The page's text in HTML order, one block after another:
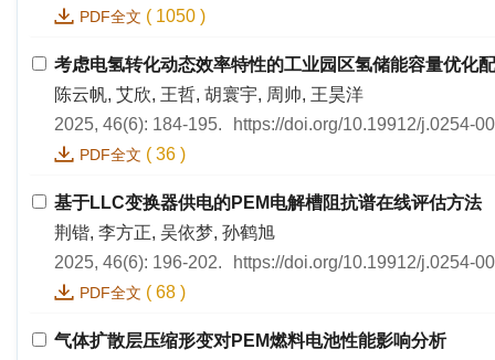
PDF全文 ( 1050 )
考虑电氢转化动态效率特性的工业园区氢储能容量优化
陈云帆, 艾欣, 王哲, 胡寰宇, 周帅, 王昊洋
2025, 46(6): 184-195.
https://doi.org/10.19912/j.0254-
PDF全文 ( 36 )
基于LLC变换器供电的PEM电解槽阻抗谱在线评估方法
荆锴, 李方正, 吴依梦, 孙鹤旭
2025, 46(6): 196-202.
https://doi.org/10.19912/j.0254-
PDF全文 ( 68 )
气体扩散层压缩形变对PEM燃料电池性能影响分析